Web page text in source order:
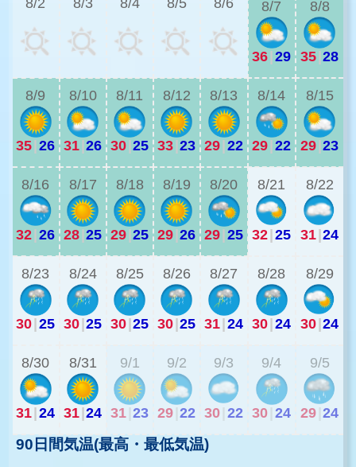
8/2 8/3 8/4 8/5 8/6 8/7
36|29
8/8
35|28
8/9
35|26
8/10
31|26
8/11
30|25
8/12
33|23
8/13
29|22
8/14
29|22
8/15
29|23
8/16
32|26
8/17
28|25
8/18
29|25
8/19
29|26
8/20
29|25
8/21
32|25
8/22
31|24
8/23
30|25
8/24
30|25
8/25
30|25
8/26
30|25
8/27
31|24
8/28
30|24
8/29
30|24
8/30
31|24
8/31
31|24
9/1
31 23
9/2
29 22
9/3
30 22
9/4
30 24
9/5
29 24
90日間気温(最高・最低気温)